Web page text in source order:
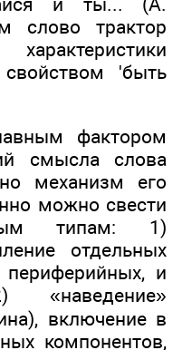
слово трактор
'быть
фактором
смысла слова
механизм его
можно свести
типам: 1)
отдельных
и
«наведение»
включение в
компонентов,